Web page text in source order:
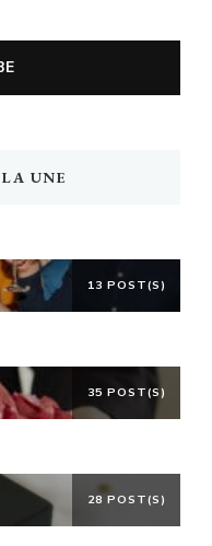
UNE
13 POST(S)
35 POST(S)
28 POST(S)